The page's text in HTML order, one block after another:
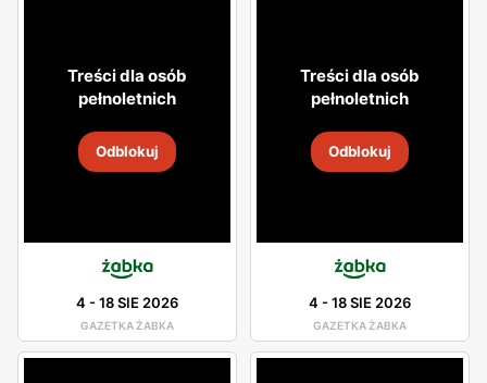
Treści dla osób
pełnoletnich
Odblokuj
4 -18 SIE 2026
GAZETKA ŻABKA
Treści dla osób
pełnoletnich
Odblokuj
4 -18 SIE 2026
GAZETKA ŻABKA